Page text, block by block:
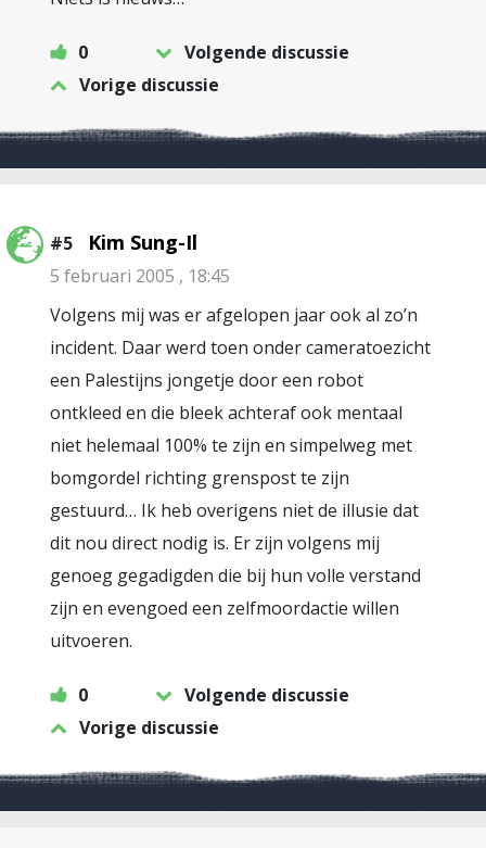
0
Volgende discussie
Vorige discussie
#5 Kim Sung-Il
5 februari 2005 , 18:45
Volgens mij was er afgelopen jaar ook al zo’n
incident. Daar werd toen onder cameratoezicht
een Palestijns jongetje door een robot
ontkleed en die bleek achteraf ook mentaal
niet helemaal 100% te zijn en simpelweg met
bomgordel richting grenspost te zijn
gestuurd… Ik heb overigens niet de illusie dat
dit nou direct nodig is. Er zijn volgens mij
genoeg gegadigden die bij hun volle verstand
zijn en evengoed een zelfmoordactie willen
uitvoeren.
0
Volgende discussie
Vorige discussie